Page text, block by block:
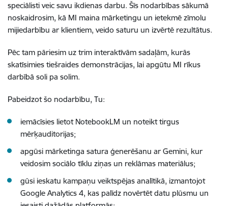
speciālisti veic savu ikdienas darbu. Šīs nodarbības sākumā
noskaidrosim, kā MI maina mārketingu un ietekmē zīmolu
mijiedarbību ar klientiem, veido saturu un izvērtē rezultātus.
Pēc tam pāriesim uz trim interaktīvām sadaļām, kurās
skatīsimies tiešraides demonstrācijas, lai apgūtu MI rīkus
darbībā soli pa solim.
Pabeidzot šo nodarbību, Tu:
iemācīsies lietot NotebookLM un noteikt tirgus
mērķauditorijas;
apgūsi mārketinga satura ģenerēšanu ar Gemini, kur
veidosim sociālo tīklu ziņas un reklāmas materiālus;
gūsi ieskatu kampaņu veiktspējas analītikā, izmantojot
Google Analytics 4, kas palīdz novērtēt datu plūsmu un